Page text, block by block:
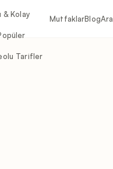
& Kolay
Tarifler
MutfaklarBlog